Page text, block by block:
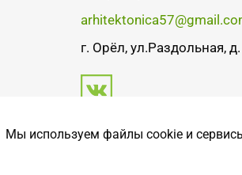
г. Орёл, ул.Раздольная,
© Архитектоника 57». 2026 г.
Мы используем файлы cookie и